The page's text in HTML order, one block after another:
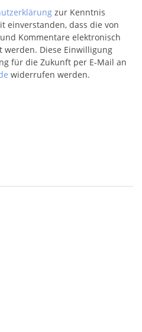
zur Kenntnis
einverstanden, dass die von
Kommentare elektronisch
Diese Einwilligung
für die Zukunft per E-Mail an
widerrufen werden.